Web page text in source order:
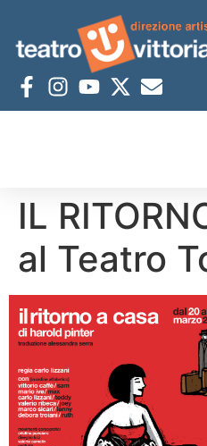
IL
al Teatro